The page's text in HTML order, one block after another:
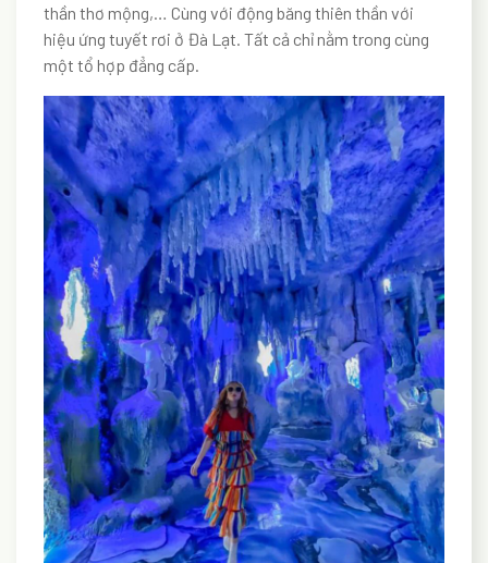
thần thơ mộng,… Cùng với động băng thiên thần với
hiệu ứng tuyết rơi ở Đà Lạt. Tất cả chỉ nằm trong cùng
một tổ hợp đẳng cấp.